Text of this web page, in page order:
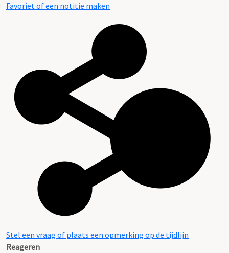
Favoriet of een notitie maken
Stel een vraag of plaats een opmerking op de tijdlijn
Reageren